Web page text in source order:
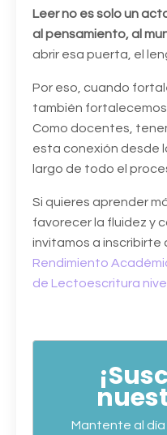
Leer no es solo un
al pensamiento, al
abrir esa puerta, el
Por eso, cuando
también
Como docentes,
esta conexión desde
largo de todo el
Si quieres aprender
favorecer la fluidez y
invitamos a inscribirte
Rendimiento
de Lectoescritura
Mantente al día